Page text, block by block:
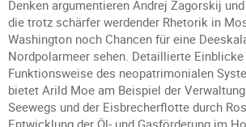
Denken argumentieren Andrej Zagorskij
die trotz schärfer werdender Rhetorik in
Washington noch Chancen für eine
Nordpolarmeer sehen. Detaillierte
Funktionsweise des neopatrimonialen
bietet Arild Moe am Beispiel der
Seewegs und der Eisbrecherflotte durch
Entwicklung der Öl- und Gasförderung im